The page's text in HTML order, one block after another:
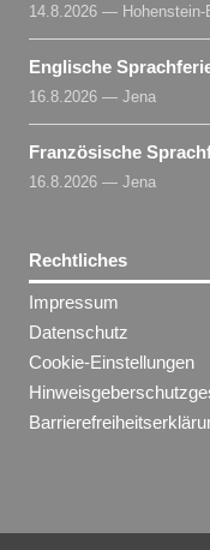
14.8.2026 — Hohenstein-
Englische
16.8.2026 — Jena
Französische
16.8.2026 — Jena
Rechtliches
Impressum
Datenschutz
Cookie-Einstellungen